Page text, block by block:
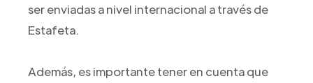
ser enviadas a nivel internacional a través de
Estafeta.
Además, es importante tener en cuenta que